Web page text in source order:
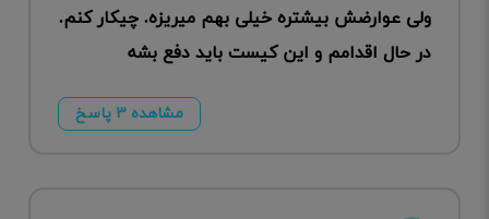
ولی عوارضش بیشتره خیلی بهم میریزه. چیکار کنم.
در حال اقدامم و این کیست باید دفع بشه
مشاهده ۳ پاسخ